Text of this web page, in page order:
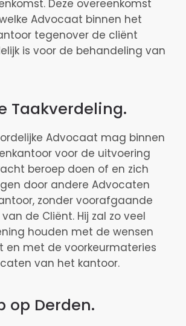
Deze overeenkomst
Advocaat binnen het
tegenover de cliënt
is voor de behandeling van
Taakverdeling.
Advocaat mag binnen
voor de uitvoering
beroep doen of en zich
door andere Advocaten
zonder voorafgaande
de Cliënt. Hij zal zo veel
houden met de wensen
en met de voorkeurmateries
van het kantoor.
op Derden.